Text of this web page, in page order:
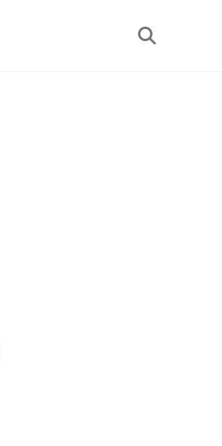
Toggle